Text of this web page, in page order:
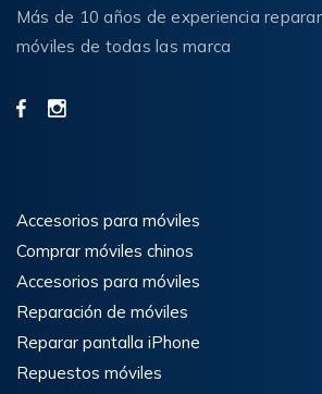
Más de 10 años de experiencia
móviles de todas las marca
Accesorios para móviles
Comprar móviles chinos
Accesorios para móviles
Reparación de móviles
Reparar pantalla iPhone
Repuestos móviles